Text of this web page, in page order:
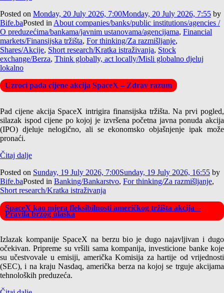
Posted on Monday, 20 July 2026, 7:00Monday, 20 July 2026, 7:55 by
Bife.baPosted in About companies/banks/public institutions/agencies /
O preduzećima/bankama/javnim ustanovama/agencijama, Financial
markets/Finansijska tržišta, For thinking/Za razmišljanje,
Shares/Akcije, Short research/Kratka istraživanja, Stock
exchange/Berza, Think globally, act locally/Misli globalno djeluj
lokalno
Uzroci pada cijene akcija SpaceX – Zdrav razum
Pad cijene akcija SpaceX intrigira finansijska tržišta. Na prvi pogled,
silazak ispod cijene po kojoj je izvršena početna javna ponuda akcija
(IPO) djeluje nelogično, ali se ekonomsko objašnjenje ipak može
pronaći.
Čitaj dalje
Posted on Sunday, 19 July 2026, 7:00Sunday, 19 July 2026, 16:55 by
Bife.baPosted in Banking/Bankarstvo, For thinking/Za razmišljanje,
Short research/Kratka istraživanja
SpaceX kao mjera fleksibilnosti američkog tržišta akcija –
Pravila brzog ulaska
Izlazak kompanije SpaceX na berzu bio je dugo najavljivan i dugo
očekivan. Pripreme su vršili sama kompanija, investicione banke koje
su učestvovale u emisiji, američka Komisija za hartije od vrijednosti
(SEC), i na kraju Nasdaq, američka berza na kojoj se trguje akcijama
tehnoloških preduzeća.